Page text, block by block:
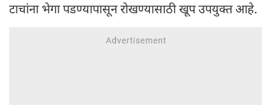
टाचांना भेगा पडण्यापासून रोखण्यासाठी खूप उपयुक्त आहे.